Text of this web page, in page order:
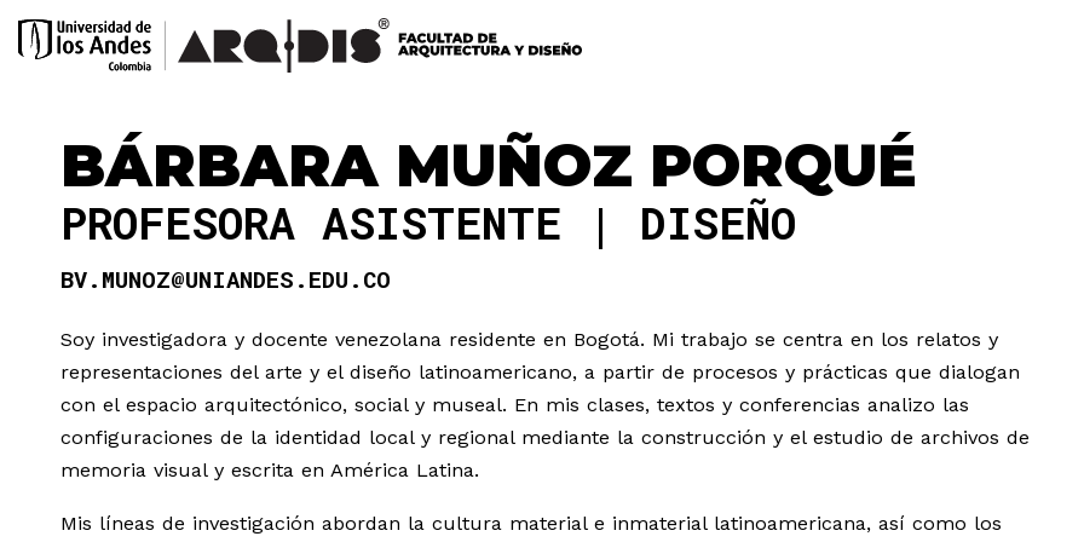
BÁRBARA MUÑOZ PORQUÉ
PROFESORA ASISTENTE DISEÑO
BV.MUNOZ@UNIANDES.EDU.CO
Soy investigadora y docente venezolana residente en Bogotá. Mi trabajo se centra en los relatos y
representaciones del arte y el diseño latinoamericano, a partir de procesos y prácticas que dialogan
con el espacio arquitectónico, social y museal. En mis clases, textos y conferencias analizo las
configuraciones de la identidad local y regional mediante la construcción y el estudio de archivos de
memoria visual y escrita en América Latina.
Mis líneas de investigación abordan la cultura material e inmaterial latinoamericana, así como los